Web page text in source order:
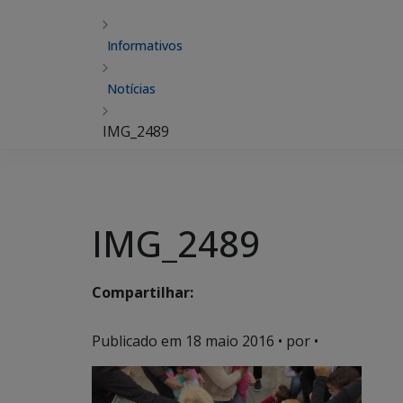
Informativos
Notícias
IMG_2489
IMG_2489
Compartilhar:
Publicado em 18 maio 2016 • por •